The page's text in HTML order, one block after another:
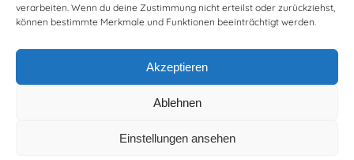
verarbeiten. Wenn du deine Zustimmung nicht erteilst oder zurückziehst,
können bestimmte Merkmale und Funktionen beeinträchtigt werden.
Akzeptieren
Ablehnen
Einstellungen ansehen